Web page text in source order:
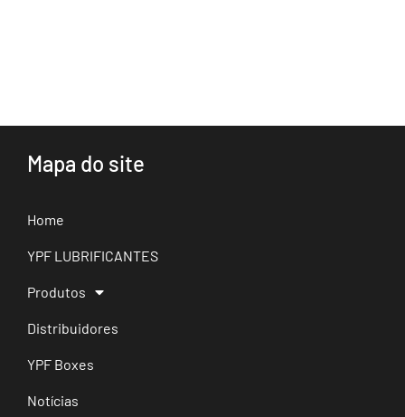
Mapa do site
Home
YPF LUBRIFICANTES
Produtos
Distribuidores
YPF Boxes
Notícias